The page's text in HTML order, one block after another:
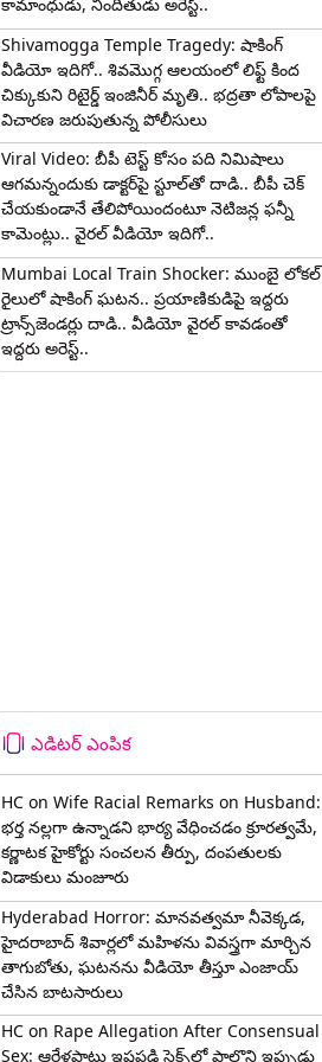
Shivamogga Temple Tragedy: షాకింగ్
వీడియో ఇదిగో.. శివమొగ్గ ఆలయంలో లిఫ్ట్ కింద
చిక్కుకుని రిటైర్డ్ ఇంజినీర్ మృతి.. భద్రతా లోపాలపై
విచారణ జరుపుతున్న పోలీసులు
Viral Video: బీపీ టెస్ట్‌ కోసం పది నిమిషాలు
ఆగమన్నందుకు డాక్టర్‌పై స్టూల్‌తో దాడి.. బీపీ చెక్
చేయకుండానే తేలిపోయిందంటూ నెటిజన్ల ఫన్నీ
కామెంట్లు.. వైరల్ వీడియో ఇదిగో..
Mumbai Local Train Shocker: ముంబై లోకల్
రైలులో షాకింగ్ ఘటన.. ప్రయాణికుడిపై ఇద్దరు
ట్రాన్స్‌జెండర్లు దాడి.. వీడియో వైరల్ కావడంతో
ఇద్దరు అరెస్ట్..
ఎడిటర్ ఎంపిక
HC on Wife Racial Remarks on Husband:
భర్త న‌ల్ల‌గా ఉన్నాడ‌ని భార్య వేధించ‌డం క్రూర‌త్వ‌మే,
కర్ణాటక హైకోర్టు సంచలన తీర్పు, దంపతులకు
విడాకులు మంజూరు
Hyderabad Horror: మానవత్వమా నీవెక్కడ,
హైదరాబాద్ శివార్లలో మహిళను వివస్త్రగా మార్చిన
తాగుబోతు, ఘటనను వీడియో తీస్తూ ఎంజాయ్
చేసిన బాటసారులు
HC on Rape Allegation After Consensual
Sex: ఆరేళ్లపాటు ఇష్టపడి సెక్స్‌లో పాల్గొని ఇప్పుడు